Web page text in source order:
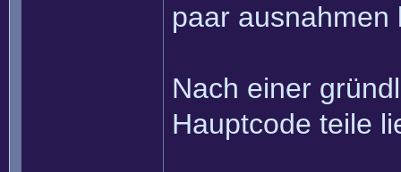
paar
Nach einer
Hauptcode teile